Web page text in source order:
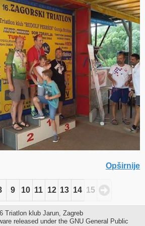
Opširnije
9 10 11 12 13 14 15
Triatlon klub Jarun, Zagreb
released under the GNU General Public